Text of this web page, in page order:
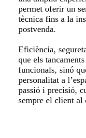
permet oferir un
tècnica fins a la
postvenda.
Eficiència,
que els
funcionals, sinó
personalitat a
passió i precisió,
sempre el client al